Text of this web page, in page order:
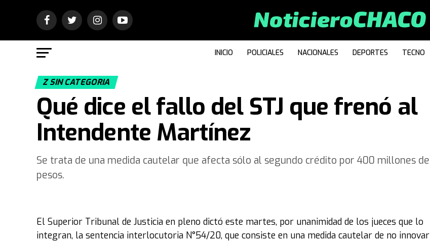
INICIO POLICIALES NACIONALES DEPORTES TECNO
Z SIN CATEGORIA
Qué dice el fallo del STJ que frenó al
Intendente Martínez
Se trata de una medida cautelar que afecta sólo al segundo crédito por 400 millones de
pesos.
El Superior Tribunal de Justicia en pleno dictó este martes, por unanimidad de los jueces que lo
integran, la sentencia interlocutoria N°54/20, que consiste en una medida cautelar de no innovar